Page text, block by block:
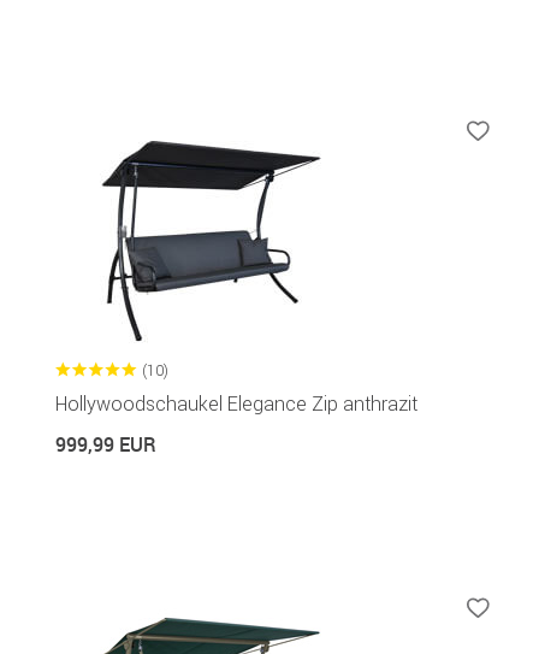
(10)
Hollywoodschaukel Elegance Zip anthrazit
999,99 EUR